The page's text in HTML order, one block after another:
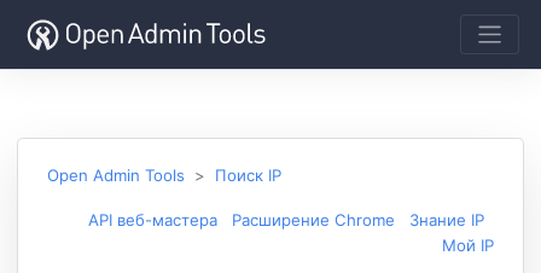
Open Admin Tools Поиск IP
API веб-мастера Расширение Chrome
Знание IP
Мой IP